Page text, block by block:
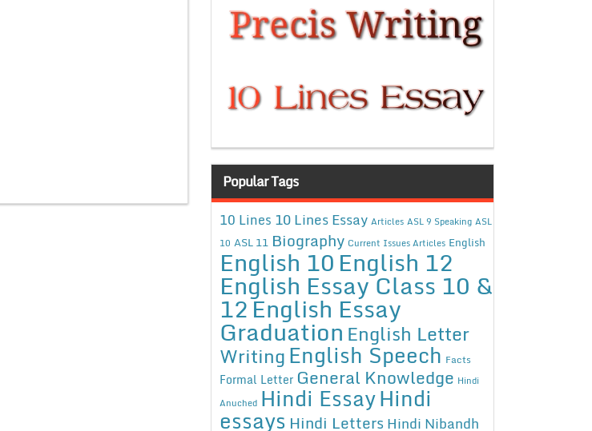
Popular Tags
10 Lines 10 Lines Essay Articles ASL 9 Speaking ASL
10 ASL 11 Biography Current Issues Articles English
English 10English 12
English Essay Class 10 &
12English Essay
Graduation English Letter
WritingEnglish Speech Facts
Formal Letter General Knowledge Hindi
Anuched Hindi EssayHindi
essays Hindi Letters Hindi Nibandh